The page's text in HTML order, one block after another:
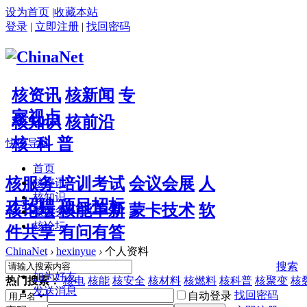
设为首页 |收藏本站
登录 | 立即注册 | 找回密码
核资讯 核新闻 专
家视点
核知识 核前沿
核 科 普
核服务 培训考试 会议会展 人
才招聘 项目招标
核论坛 核能革新 蒙卡技术 软
件共享 有问有答
搜索
热门搜索： 核电 核能 核安全 核材料 核燃料 核科普 核聚变 核
自动登录 找回密码
快捷导航
首页
核资讯
核知识
核服务
核论坛
ChinaNet › hexinyue › 个人资料
加为好友
发送消息